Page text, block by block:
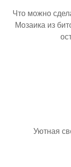
Что можно
Мозаика из
Уютная